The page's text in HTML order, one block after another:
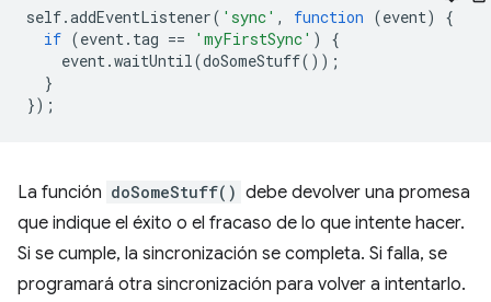
self.addEventListener( 'sync' , function (event)
{
if (event. tag == 'myFirstSync' )
{
event.waitUntil(doSomeStuff());
}
});
La función doSomeStuff() debe devolver una promesa
que indique el éxito o el fracaso de lo que intente hacer.
Si se cumple, la sincronización se completa. Si falla, se
programará otra sincronización para volver a intentarlo.